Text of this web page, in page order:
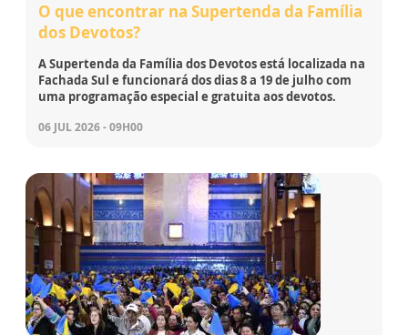
O que encontrar na Supertenda da Família
dos Devotos?
A Supertenda da Família dos Devotos está localizada na
Fachada Sul e funcionará dos dias 8 a 19 de julho com
uma programação especial e gratuita aos devotos.
06 JUL 2026 - 09H00